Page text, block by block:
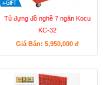
Tủ đựng đồ nghề 7 ngăn Kocu
KC-32
Giá Bán: 5,950,000 đ